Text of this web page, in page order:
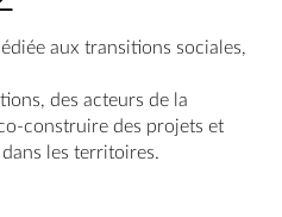
aux transitions sociales,
des acteurs de la
construire des projets et
les territoires.